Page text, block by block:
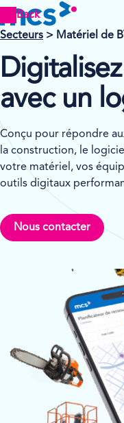
Back
Secteurs > Matériel de
avec un
Conçu pour répondre
la construction, le
votre matériel, vos
outils digitaux
Nous contacter